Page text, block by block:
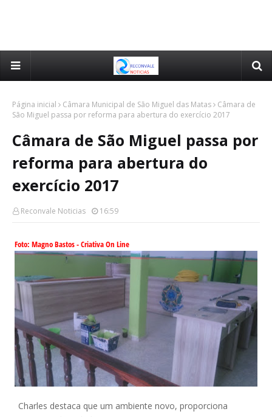
Página inicial Câmara Municipal de São Miguel das Matas
Câmara de
São Miguel passa por reforma para abertura do exercício 2017
Câmara de São Miguel passa por
reforma para abertura do
exercício 2017
Reconvale Noticias 16:59
Foto: Magno Bastos - Criativa On Line
Charles destaca que um ambiente novo, proporciona